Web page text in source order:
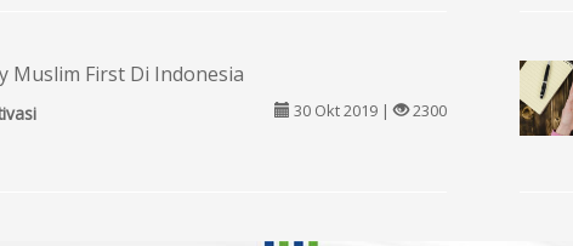
Muslim First Di Indonesia
30 Okt 2019 | 2300